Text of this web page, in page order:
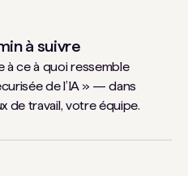
à suivre
à ce à quoi ressemble
de l’IA » — dans
de travail, votre équipe.